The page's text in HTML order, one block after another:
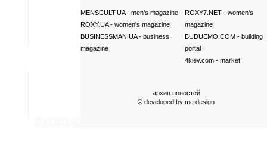
MENSCULT.UA- men's magazine
ROXY.UA- women's magazine
BUSINESSMAN.UA- business
magazine
ROXY7.NET- women's
magazine
BUDUEMO.COM- building
portal
4kiev.com- market
архив новостей
© developed by mc design